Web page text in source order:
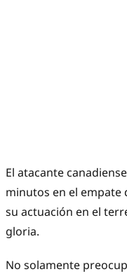
El atacante
minutos en el empate
su actuación en el
gloria.
No solamente